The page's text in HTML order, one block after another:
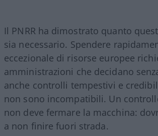
Il PNRR ha dimostrato quanto
sia necessario. Spendere
eccezionale di risorse europee
amministrazioni che decidano
anche controlli tempestivi e
non sono incompatibili. Un
non deve fermare la macchina:
a non finire fuori strada.